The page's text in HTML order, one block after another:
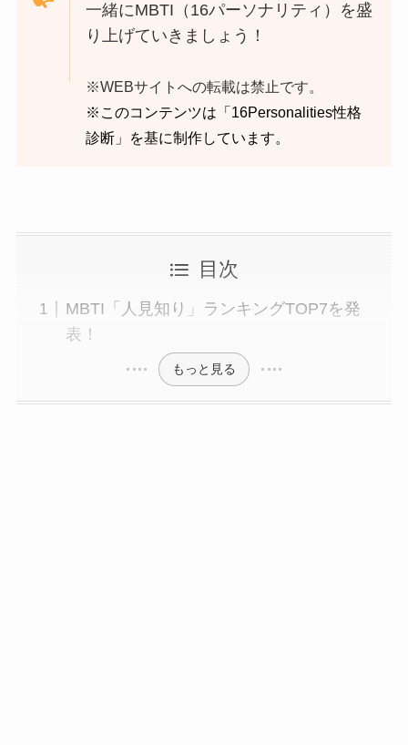
一緒にMBTI（16パーソナリティ）を盛
り上げていきましょう！
※WEBサイトへの転載は禁止です。
※このコンテンツは「 16Personalities性格
診断 」を基に制作しています。
目次
MBTI「人見知り」ランキングTOP7を発
表！
もっと見る